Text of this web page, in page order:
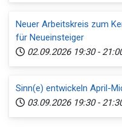
Neuer Arbeitskreis zum
für Neueinsteiger
02.09.2026 19:30 -
Sinn(e) entwickeln April-
03.09.2026 19:30 -